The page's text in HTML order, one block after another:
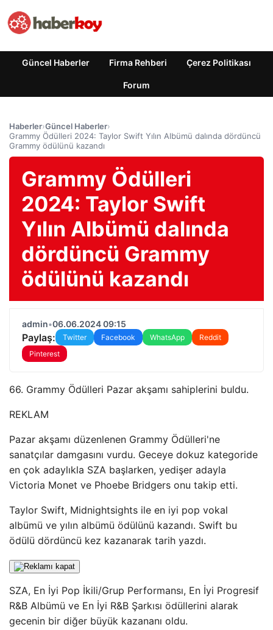
Güncel Haberler Firma Rehberi Çerez Politikası
Forum
Haberler›Güncel Haberler›
Grammy Ödülleri 2024: Taylor Swift Yılın Albümü dalında dördüncü
Grammy ödülünü kazandı
Grammy Ödülleri
2024: Taylor Swift
Yılın Albümü dalında
dördüncü Grammy
ödülünü kazandı
admin•06.06.2024 09:15
Paylaş: Twitter Facebook WhatsApp
Reddit
Pinterest
66. Grammy Ödülleri Pazar akşamı sahiplerini buldu.
REKLAM
Pazar akşamı düzenlenen Grammy Ödülleri'ne
sanatçılar damgasını vurdu. Geceye dokuz kategoride
en çok adaylıkla SZA başlarken, yedişer adayla
Victoria Monet ve Phoebe Bridgers onu takip etti.
Taylor Swift, Midnightsights ile en iyi pop vokal
albümü ve yılın albümü ödülünü kazandı. Swift bu
ödülü dördüncü kez kazanarak tarih yazdı.
SZA, En İyi Pop İkili/Grup Performansı, En İyi Progresif
R&B Albümü ve En İyi R&B Şarkısı ödüllerini alarak
gecenin bir diğer büyük kazananı oldu.